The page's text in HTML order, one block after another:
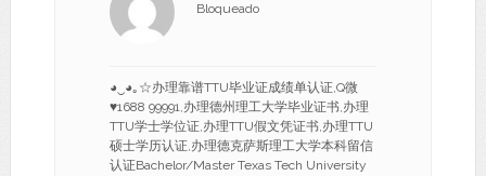
Bloqueado
◕‿◕｡☆办理靠谱TTU毕业证成绩单认证,Q微
♥1688 99991,办理德州理工大学毕业证书,办理
TTU学士学位证,办理TTU假文凭证书,办理TTU
硕士学历认证,办理德克萨斯理工大学本科留信
认证Bachelor/Master Texas Tech University